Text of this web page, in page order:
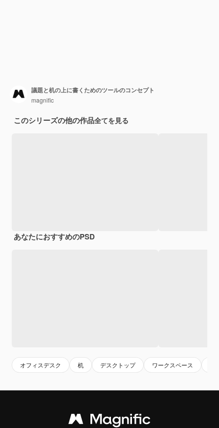
議題と机の上に書くためのツールのコンセプト
magnific
このシリーズの他の作品全てを見る
あなたにおすすめのPSD
オフィスデスク 机 デスクトップ ワークスペース